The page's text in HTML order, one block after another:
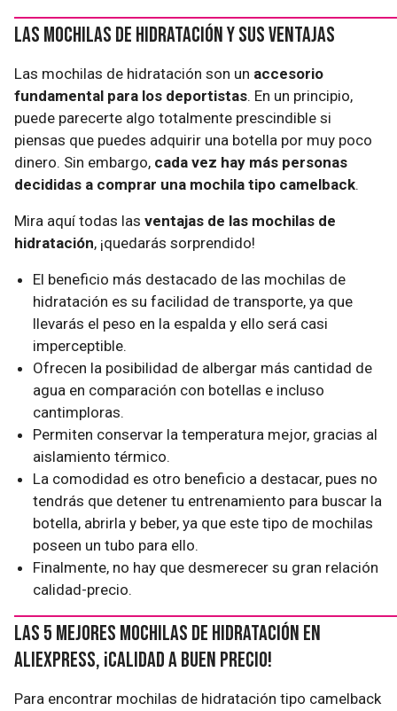
Las mochilas de hidratación y sus ventajas
Las mochilas de hidratación son un accesorio
fundamental para los deportistas. En un principio,
puede parecerte algo totalmente prescindible si
piensas que puedes adquirir una botella por muy poco
dinero. Sin embargo, cada vez hay más personas
decididas a comprar una mochila tipo camelback.
Mira aquí todas las ventajas de las mochilas de
hidratación, ¡quedarás sorprendido!
El beneficio más destacado de las mochilas de
hidratación es su facilidad de transporte, ya que
llevarás el peso en la espalda y ello será casi
imperceptible.
Ofrecen la posibilidad de albergar más cantidad de
agua en comparación con botellas e incluso
cantimploras.
Permiten conservar la temperatura mejor, gracias al
aislamiento térmico.
La comodidad es otro beneficio a destacar, pues no
tendrás que detener tu entrenamiento para buscar la
botella, abrirla y beber, ya que este tipo de mochilas
poseen un tubo para ello.
Finalmente, no hay que desmerecer su gran relación
calidad-precio.
Las 5 mejores mochilas de hidratación en
AliExpress, ¡calidad a buen precio!
Para encontrar mochilas de hidratación tipo camelback